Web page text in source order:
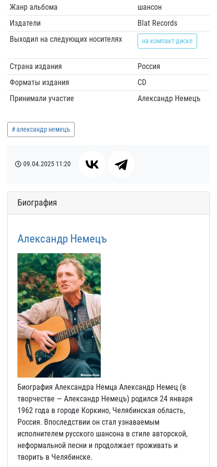
Жанр альбома
шансон
Издатели
Blat Records
Выходил на следующих носителях
на компакт-диске
Страна издания
Россия
Форматы издания
CD
Принимали участие
Александр Немецъ
александр немецъ
09.04.2025 11:20
Биография
Александр Немецъ
Биография Александра Немца Александр Немец (в
творчестве — Александр Немецъ) родился 24 января
1962 года в городе Коркино, Челябинская область,
Россия. Впоследствии он стал узнаваемым
исполнителем русского шансона в стиле авторской,
неформальной песни и продолжает проживать и
творить в Челябинске.